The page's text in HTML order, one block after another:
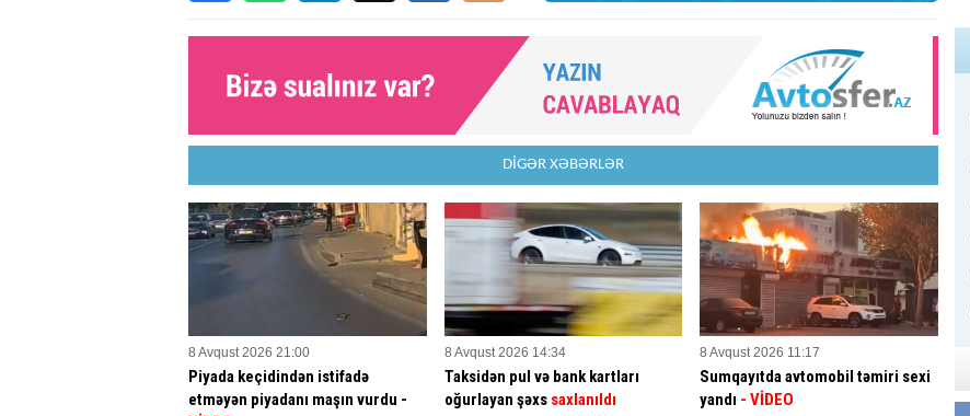
DİGƏR XƏBƏRLƏR
8 Avqust 2026 21:00
Piyada keçidindən istifadə
etməyən piyadanı maşın vurdu -
8 Avqust 2026 14:34
Taksidən pul və bank kartları
oğurlayan şəxs saxlanıldı
8 Avqust 2026 11:17
Sumqayıtda avtomobil təmiri sexi
yandı - VİDEO